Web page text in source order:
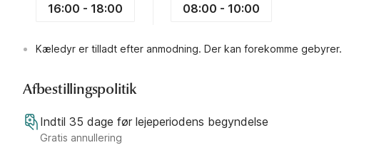
16:00 - 18:00 08:00 - 10:00
Kæledyr er tilladt efter anmodning. Der kan forekomme gebyrer.
Afbestillingspolitik
Indtil 35 dage før lejeperiodens begyndelse
Gratis annullering